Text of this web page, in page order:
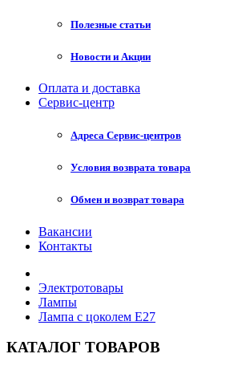
Полезные статьи
Новости и Акции
Оплата и доставка
Сервис-центр
Адреса Сервис-центров
Условия возврата товара
Обмен и возврат товара
Вакансии
Контакты
Электротовары
Лампы
Лампа с цоколем E27
КАТАЛОГ ТОВАРОВ